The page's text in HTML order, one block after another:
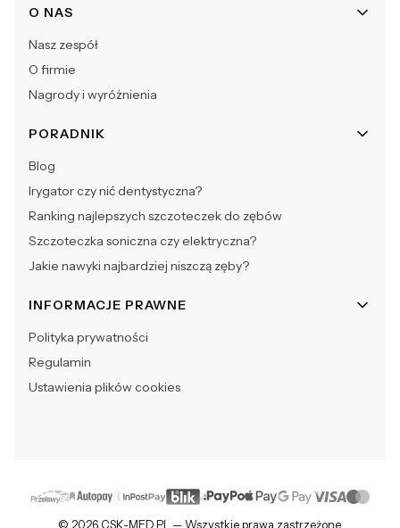
O NAS
Nasz zespół
O firmie
Nagrody i wyróżnienia
PORADNIK
Blog
Irygator czy nić dentystyczna?
Ranking najlepszych szczoteczek do zębów
Szczoteczka soniczna czy elektryczna?
Jakie nawyki najbardziej niszczą zęby?
INFORMACJE PRAWNE
Polityka prywatności
Regulamin
Ustawienia plików cookies
© 2026 CSK-MED.PL — Wszystkie prawa zastrzeżone.